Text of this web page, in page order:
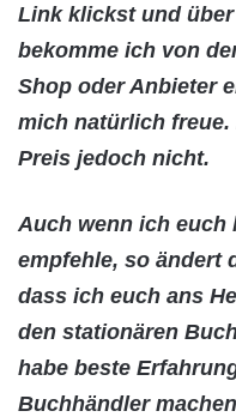
Link klickst und
bekomme ich von
Shop oder Anbieter
mich natürlich
Preis jedoch nicht.
Auch wenn ich euch
empfehle, so ändert
dass ich euch ans
den stationären
habe beste
Buchhändler